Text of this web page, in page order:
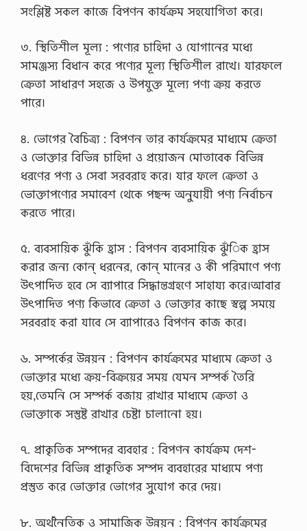
সংশ্লিষ্ট সকল কাজে বিপণন কার্যক্রম সহযোগিতা করে।
৩. স্থিতিশীল মূল্য : পণ্যের চাহিদা ও যোগানের মধ্যে
সামঞ্জস্য বিধান করে পণ্যের মূল্য স্থিতিশীল রাখে। যারফলে
ক্রেতা সাধারণ সহজে ও উপযুক্ত মূল্যে পণ্য ক্রয় করতে
পারে।
৪. ভোগের বৈচিত্র্য : বিপণন তার কার্যক্রমের মাধ্যমে ক্রেতা
ও ভোক্তার বিভিন্ন চাহিদা ও প্রয়োজন মোতাবেক বিভিন্ন
ধরণের পণ্য ও সেবা সরবরাহ করে। যার ফলে ক্রেতা ও
ভোক্তাপণ্যের সমাবেশ থেকে পছন্দ অনুযায়ী পণ্য নির্বাচন
করতে পারে।
৫. ব্যবসায়িক ঝুঁকি হ্রাস : বিপণন ব্যবসায়িক ঝুঁিক হ্রাস
করার জন্য কোন্ ধরনের, কোন্ মানের ও কী পরিমাণে পণ্য
উৎপাদিত হবে সে ব্যাপারে সিদ্ধান্তগ্রহণে সাহায্য করে।আবার
উৎপাদিত পণ্য কিভাবে ক্রেতা ও ভোক্তার কাছে স্বল্প সময়ে
সরবরাহ করা যাবে সে ব্যাপারেও বিপণন কাজ করে।
৬. সম্পর্কের উন্নয়ন : বিপণন কার্যক্রমের মাধ্যমে ক্রেতা ও
ভোক্তার মধ্যে ক্রয়-বিক্রয়ের সময় যেমন সম্পর্ক তৈরি
হয়,তেমনি সে সম্পর্ক বজায় রাখার মাধ্যমে ক্রেতা ও
ভোক্তাকে সস্তুষ্ট রাখার চেষ্টা চালানো হয়।
৭. প্রাকৃতিক সম্পদের ব্যবহার : বিপণন কার্যক্রম দেশ-
বিদেশের বিভিন্ন প্রাকৃতিক সম্পদ ব্যবহারের মাধ্যমে পণ্য
প্রস্তুত করে ভোক্তার ভোগের সুযোগ করে দেয়।
৮. অর্থনৈতিক ও সামাজিক উন্নয়ন : বিপণন কার্যক্রমের